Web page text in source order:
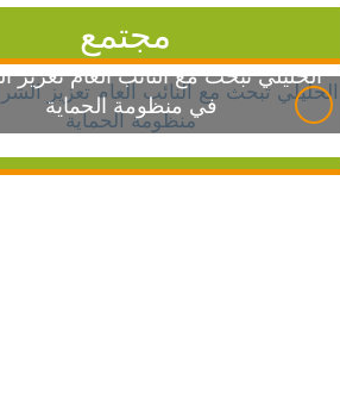
مجتمع
الخليلي تبحث مع النائب العام تعزيز
في منظومة الحماية